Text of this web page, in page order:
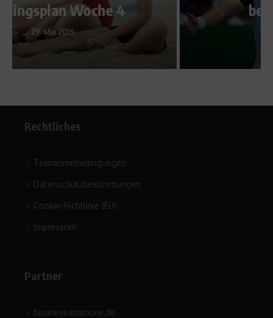
beim ATP-Turnier
20. April 2015
Rechtliches
Teilnahmebedingungen
Datenschutzbestimmungen
Cookie-Richtlinie (EU)
Impressum
Partner
businessandmore.de